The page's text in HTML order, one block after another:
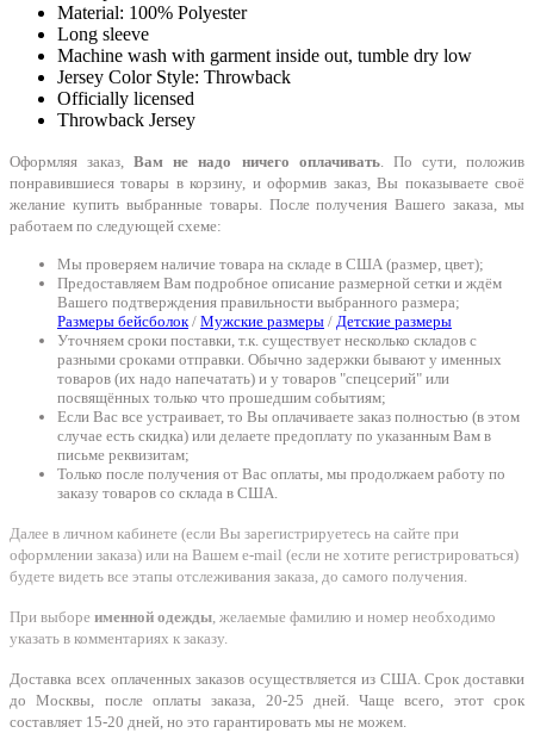
Material: 100% Polyester
Long sleeve
Machine wash with garment inside out, tumble dry low
Jersey Color Style: Throwback
Officially licensed
Throwback Jersey
Оформляя заказ,Вам не надо ничего оплачивать. По сути, положив
понравившиеся товары в корзину, и оформив заказ, Вы показываете своё
желание купить выбранные товары. После получения Вашего заказа, мы
работаем по следующей схеме:
Мы проверяем наличие товара на складе в США (размер, цвет);
Предоставляем Вам подробное описание размерной сетки и ждём
Вашего подтверждения правильности выбранного размера;
Размеры бейсболок/ Мужские размеры / Детские размеры
Уточняем сроки поставки, т.к. существует несколько складов с
разными сроками отправки. Обычно задержки бывают у именных
товаров (их надо напечатать) и у товаров "спецсерий" или
посвящённых только что прошедшим событиям;
Если Вас все устраивает, то Вы оплачиваете заказ полностью (в этом
случае есть скидка) или делаете предоплату по указанным Вам в
письме реквизитам;
Только после получения от Вас оплаты, мы продолжаем работу по
заказу товаров со склада в США.
Далее в личном кабинете (если Вы зарегистрируетесь на сайте при
оформлении заказа) или на Вашем e-mail (если не хотите регистрироваться)
будете видеть все этапы отслеживания заказа, до самого получения.
При выборе именной одежды, желаемые фамилию и номер необходимо
указать в комментариях к заказу.
Доставка всех оплаченных заказов осуществляется из США. Срок доставки
до Москвы, после оплаты заказа, 20-25 дней. Чаще всего, этот срок
составляет 15-20 дней, но это гарантировать мы не можем.